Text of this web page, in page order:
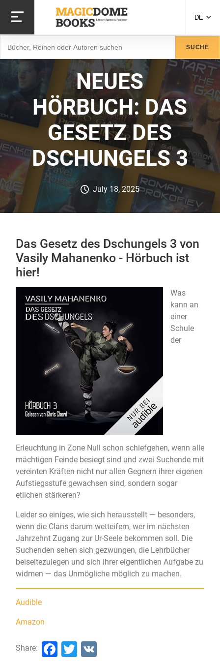
zum
Inhalt
DE
SUCHE
NEUES
HÖRBUCH: DAS
GESETZ DES
DSCHUNGELS 3
July 18, 2025
Das Gesetz des Dschungels 3 von
Vasily Mahanenko - Hörbuch ist
hier!
Was
kann an
einer
Schule
der
Erleuchtung in Zone Null schon schiefgehen, wenn alle
mächtigen Feinde besiegt sind und zwei Suchende mit
vereinten Kräften nicht nur allen Gegnern ihrer eigenen
Aufstiegsstufe gewachsen sind, sondern sogar
etlichen stärkeren?
Leider so einiges, wie sich herausstellt — besonders,
wenn die Clans darum wetteifern, wer im nächsten
Jahrzehnt Zugang zur Ur-Seele bekommen soll. Die
Suchenden sehen sich gezwungen, die Lehrbücher
beiseitezulegen und sich ihrer eigentlichen Aufgabe zu
widmen — das Unmögliche möglich zu machen.
Audible
Amazon
Share: Facebook
Twitter